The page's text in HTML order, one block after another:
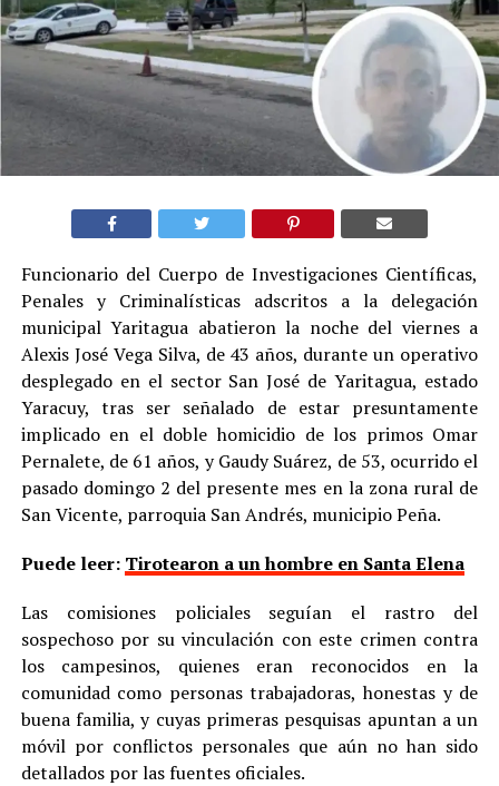
Funcionario del Cuerpo de Investigaciones Científicas,
Penales y Criminalísticas adscritos a la delegación
municipal Yaritagua abatieron la noche del viernes a
Alexis José Vega Silva, de 43 años, durante un operativo
desplegado en el sector San José de Yaritagua, estado
Yaracuy, tras ser señalado de estar presuntamente
implicado en el doble homicidio de los primos Omar
Pernalete, de 61 años, y Gaudy Suárez, de 53, ocurrido el
pasado domingo 2 del presente mes en la zona rural de
San Vicente, parroquia San Andrés, municipio Peña.
Puede leer: Tirotearon a un hombre en Santa Elena
Las comisiones policiales seguían el rastro del
sospechoso por su vinculación con este crimen contra
los campesinos, quienes eran reconocidos en la
comunidad como personas trabajadoras, honestas y de
buena familia, y cuyas primeras pesquisas apuntan a un
móvil por conflictos personales que aún no han sido
detallados por las fuentes oficiales.